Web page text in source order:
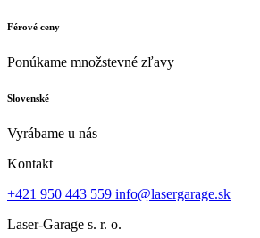
Férové ceny
Ponúkame množstevné zľavy
Slovenské
Vyrábame u nás
Kontakt
+421 950 443 559 info@lasergarage.sk
Laser-Garage s. r. o.